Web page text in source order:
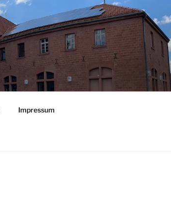
Impressum